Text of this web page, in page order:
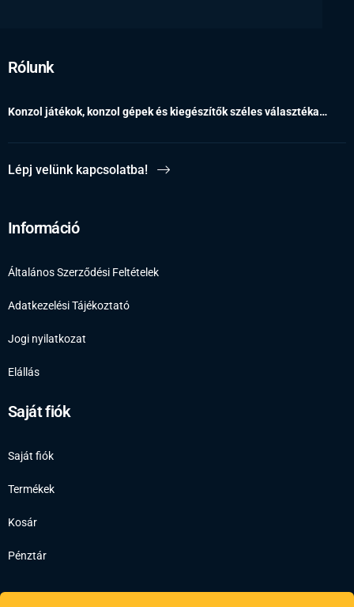
Rólunk
Konzol játékok, konzol gépek és kiegészítők széles választéka…
Lépj velünk kapcsolatba!
Információ
Általános Szerződési Feltételek
Adatkezelési Tájékoztató
Jogi nyilatkozat
Elállás
Saját fiók
Saját fiók
Termékek
Kosár
Pénztár